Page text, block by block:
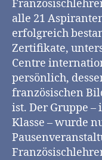
alle 21
erfolgreich
Zertifikate,
Centre
persönlich,
französischen
ist. Der Gruppe
Klasse – wurde